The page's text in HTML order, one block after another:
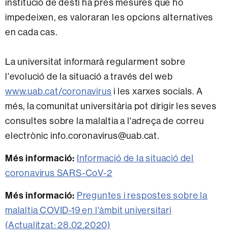
institució de destí ha pres mesures que ho
impedeixen, es valoraran les opcions alternatives
en cada cas.
La universitat informarà regularment sobre
l'evolució de la situació a través del web
www.uab.cat/coronavirus i les xarxes socials. A
més, la comunitat universitària pot dirigir les seves
consultes sobre la malaltia a l'adreça de correu
electrònic info.coronavirus@uab.cat.
Més informació: Informació de la situació del
coronavirus SARS-CoV-2
Més informació: Preguntes i respostes sobre la
malaltia COVID-19 en l'àmbit universitari
(Actualitzat: 28.02.2020)